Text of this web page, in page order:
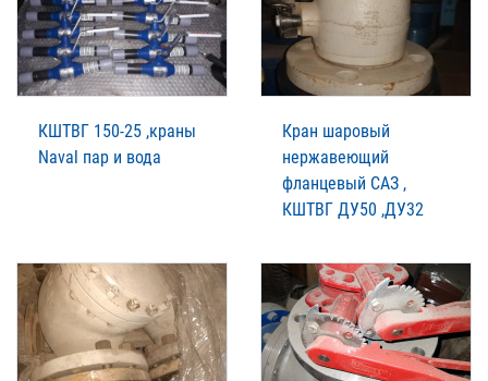
КШТВГ 150-25 ,краны
Naval пар и вода
Кран шаровый
нержавеющий
фланцевый САЗ ,
КШТВГ ДУ50 ,ДУ32